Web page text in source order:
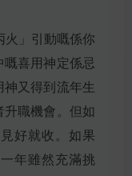
火」引動嘅係你
喜用神定係忌
又得到流年生
職機會。但如
好就收。如果
年雖然充滿挑